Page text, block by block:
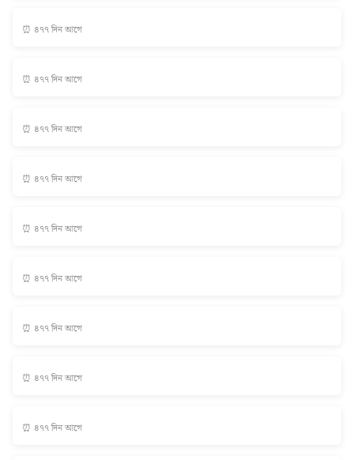
⏰ ৪৭৭ দিন আগে
⏰ ৪৭৭ দিন আগে
⏰ ৪৭৭ দিন আগে
⏰ ৪৭৭ দিন আগে
⏰ ৪৭৭ দিন আগে
⏰ ৪৭৭ দিন আগে
⏰ ৪৭৭ দিন আগে
⏰ ৪৭৭ দিন আগে
⏰ ৪৭৭ দিন আগে